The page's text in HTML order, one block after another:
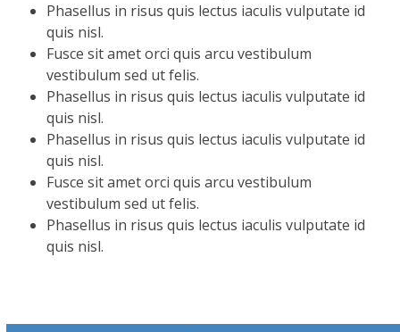
Phasellus in risus quis lectus iaculis vulputate id
quis nisl.
Fusce sit amet orci quis arcu vestibulum
vestibulum sed ut felis.
Phasellus in risus quis lectus iaculis vulputate id
quis nisl.
Phasellus in risus quis lectus iaculis vulputate id
quis nisl.
Fusce sit amet orci quis arcu vestibulum
vestibulum sed ut felis.
Phasellus in risus quis lectus iaculis vulputate id
quis nisl.